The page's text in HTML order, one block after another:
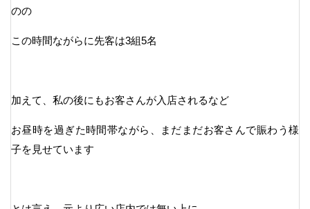
のの
この時間ながらに先客は3組5名
加えて、私の後にもお客さんが入店されるなど
お昼時を過ぎた時間帯ながら、まだまだお客さんで賑わう様
子を見せています